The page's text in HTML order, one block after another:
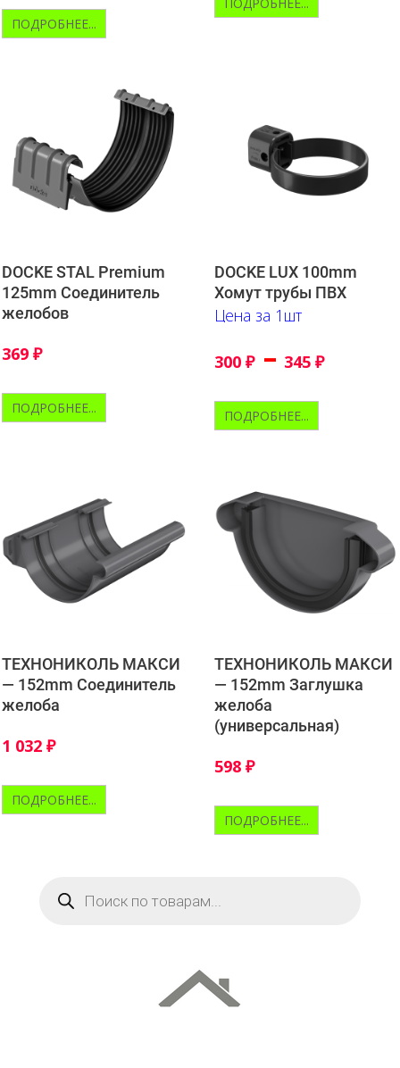
ПОДРОБНЕЕ...
DOCKE STAL Premium
125mm Соединитель
желобов
369 ₽
ПОДРОБНЕЕ...
DOCKE LUX 100mm
Хомут трубы ПВХ
Цена за 1шт
300 ₽ – 345 ₽
ПОДРОБНЕЕ...
ТЕХНОНИКОЛЬ МАКСИ
— 152mm Соединитель
желоба
1 032 ₽
ПОДРОБНЕЕ...
ТЕХНОНИКОЛЬ МАКСИ
— 152mm Заглушка
желоба
(универсальная)
598 ₽
ПОДРОБНЕЕ...
товаров